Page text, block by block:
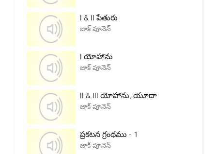
I & II పేతురు
జాక్ పూనెన్
I యోహాను
జాక్ పూనెన్
II & III యోహాను, యూదా
జాక్ పూనెన్
ప్రకటన గ్రంథము - 1
జాక్ పూనెన్